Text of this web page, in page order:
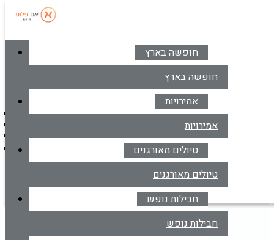
סניפים
דברו איתנו בווטסאפ
חופשה בארץ
חופשה בארץ
אמירויות
אמירויות
טיולים מאורגנים
טיולים מאורגנים
חבילות נופש
חבילות נופש
מאורגנים
טיול מאורגן למדינות הבלטיות